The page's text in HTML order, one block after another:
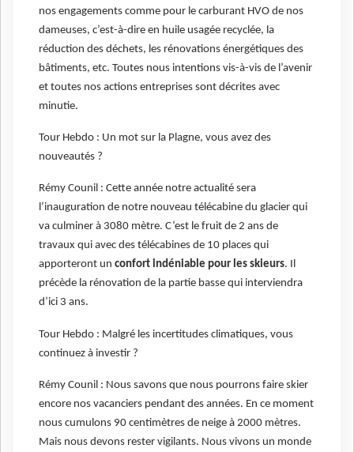
nos engagements comme pour le carburant HVO de nos
dameuses, c’est-à-dire en huile usagée recyclée, la
réduction des déchets, les rénovations énergétiques des
bâtiments, etc. Toutes nous intentions vis-à-vis de l’avenir
et toutes nos actions entreprises sont décrites avec
minutie.
Tour Hebdo : Un mot sur la Plagne, vous avez des
nouveautés ?
Rémy Counil : Cette année notre actualité sera
l’inauguration de notre nouveau télécabine du glacier qui
va culminer à 3080 mètre. C’est le fruit de 2 ans de
travaux qui avec des télécabines de 10 places qui
apporteront un confort indéniable pour les skieurs. Il
précède la rénovation de la partie basse qui interviendra
d’ici 3 ans.
Tour Hebdo : Malgré les incertitudes climatiques, vous
continuez à investir ?
Rémy Counil : Nous savons que nous pourrons faire skier
encore nos vacanciers pendant des années. En ce moment
nous cumulons 90 centimètres de neige à 2000 mètres.
Mais nous devons rester vigilants. Nous vivons un monde